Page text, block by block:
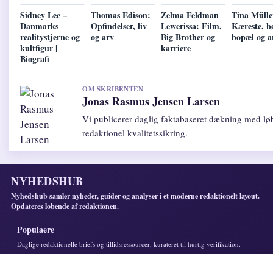
Sidney Lee –
Danmarks
realitystjerne og
kultfigur |
Biografi
Thomas Edison:
Opfindelser, liv
og arv
Zelma Feldman
Lewerissa: Film,
Big Brother og
karriere
Tina
Kæreste,
bopæl og
OM SKRIBENTEN
Jonas Rasmus Jensen Larsen
Vi publicerer daglig faktabaseret dækning med
redaktionel kvalitetssikring.
NYHEDSHUB
Nyhedshub samler nyheder, guider og analyser i et moderne redaktionelt layout.
Opdateres lobende af redaktionen.
Populaere
Daglige redaktionelle briefs og tillidsressourcer, kurateret til hurtig verifikation.